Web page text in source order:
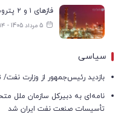
5 مرداد 1405 - ۱۴:۱۴
سیاسی
بازدید رئیس‌جمهور از وزارت
نامه‌ای به دبیرکل سازمان ملل
تأسیسات صنعت نفت ایران شد